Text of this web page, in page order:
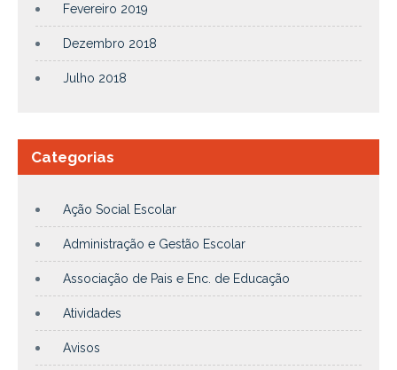
Fevereiro 2019
Dezembro 2018
Julho 2018
Categorias
Ação Social Escolar
Administração e Gestão Escolar
Associação de Pais e Enc. de Educação
Atividades
Avisos